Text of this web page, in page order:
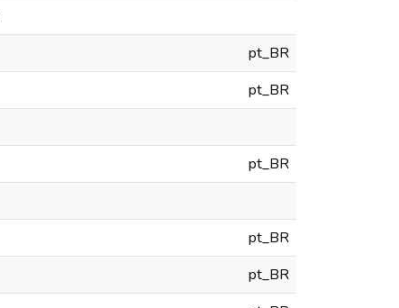
pt_BR
pt_BR
pt_BR
pt_BR
pt_BR